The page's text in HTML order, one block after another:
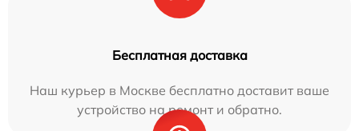
Бесплатная доставка
Наш курьер в Москве бесплатно доставит ваше
устройство на ремонт и обратно.